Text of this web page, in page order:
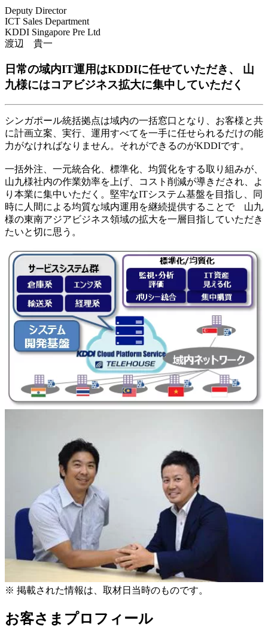
Deputy Director
ICT Sales Department
KDDI Singapore Pre Ltd
渡辺 貴一
日常の域内IT運用はKDDIに任せていただき、 山
九様にはコアビジネス拡大に集中していただく
シンガポール統括拠点は域内の一括窓口となり、お客様と共
に計画立案、実行、運用すべてを一手に任せられるだけの能
力がなければなりません。それができるのがKDDIです。
一括外注、一元統合化、標準化、均質化をする取り組みが、
山九様社内の作業効率を上げ、コスト削減が導きだされ、よ
り本業に集中いただく。堅牢なITシステム基盤を目指し、同
時に人間による均質な域内運用を継続提供することで 山九
様の東南アジアビジネス領域の拡大を一層目指していただき
たいと切に思う。
※ 掲載された情報は、取材日当時のものです。
お客さまプロフィール